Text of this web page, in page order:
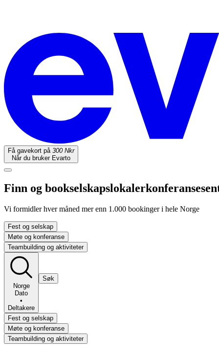
Få gavekort på 300 Nkr
Når du bruker Evarto
Finn og bookselskapslokaler
Vi formidler hver måned mer enn 1.000 bookinger i hele Norge
Fest og selskap
Møte og konferanse
Teambuilding og aktiviteter
Norge
Dato
•
Deltakere
Søk
Fest og selskap
Møte og konferanse
Teambuilding og aktiviteter